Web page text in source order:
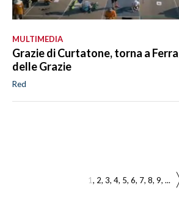
MULTIMEDIA
Grazie di Curtatone, torna a
delle Grazie
Red
1 2 3 4 5 6 7 8 9 ...